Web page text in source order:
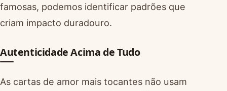
famosas, podemos identificar padrões que
criam impacto duradouro.
Autenticidade Acima de Tudo
As cartas de amor mais tocantes não usam